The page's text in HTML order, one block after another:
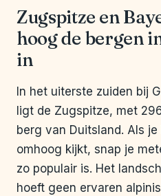
Zugspitze en
hoog de bergen
in
In het uiterste zuiden bij
ligt de Zugspitze, met
berg van Duitsland. Als
omhoog kijkt, snap je
zo populair is. Het
hoeft geen ervaren